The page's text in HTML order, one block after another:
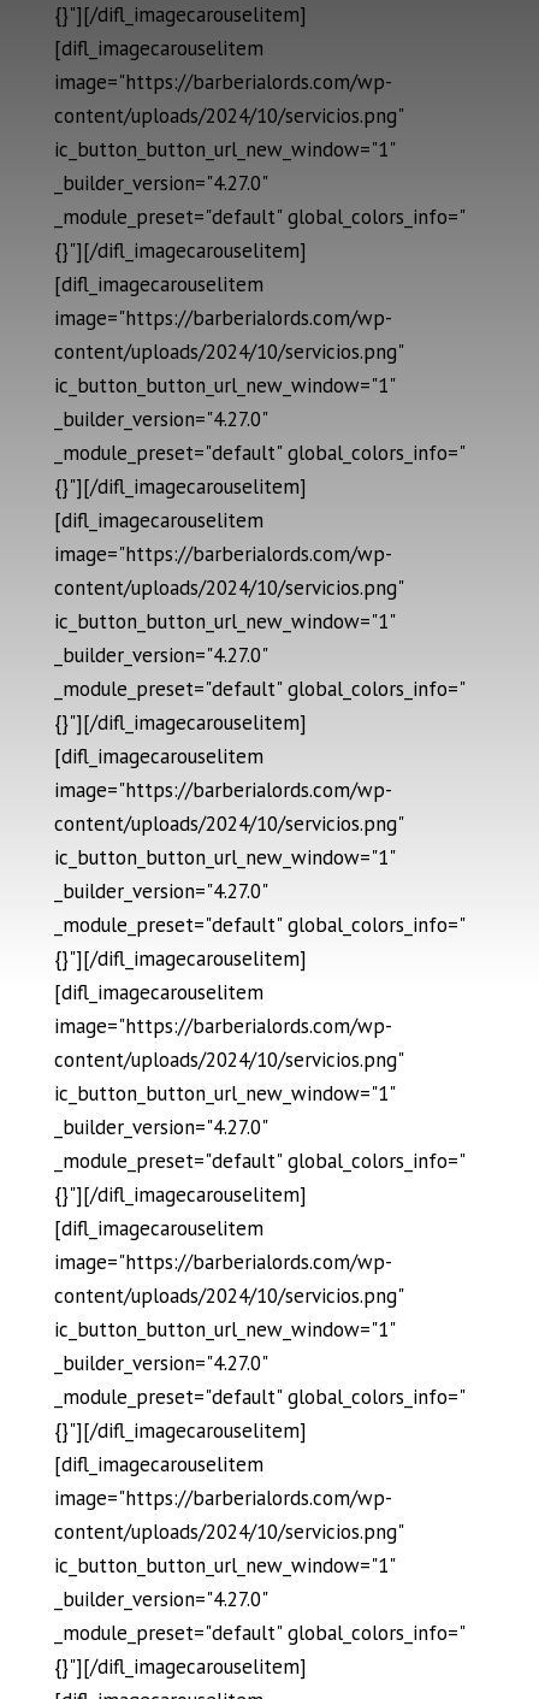
{}"][/difl_imagecarouselitem]
[difl_imagecarouselitem
image="https://barberialords.com/wp-
content/uploads/2024/10/servicios.png"
ic_button_button_url_new_window="1"
_builder_version="4.27.0"
_module_preset="default" global_colors_info="
{}"][/difl_imagecarouselitem]
[difl_imagecarouselitem
image="https://barberialords.com/wp-
content/uploads/2024/10/servicios.png"
ic_button_button_url_new_window="1"
_builder_version="4.27.0"
_module_preset="default" global_colors_info="
{}"][/difl_imagecarouselitem]
[difl_imagecarouselitem
image="https://barberialords.com/wp-
content/uploads/2024/10/servicios.png"
ic_button_button_url_new_window="1"
_builder_version="4.27.0"
_module_preset="default" global_colors_info="
{}"][/difl_imagecarouselitem]
[difl_imagecarouselitem
image="https://barberialords.com/wp-
content/uploads/2024/10/servicios.png"
ic_button_button_url_new_window="1"
_builder_version="4.27.0"
_module_preset="default" global_colors_info="
{}"][/difl_imagecarouselitem]
[difl_imagecarouselitem
image="https://barberialords.com/wp-
content/uploads/2024/10/servicios.png"
ic_button_button_url_new_window="1"
_builder_version="4.27.0"
_module_preset="default" global_colors_info="
{}"][/difl_imagecarouselitem]
[difl_imagecarouselitem
image="https://barberialords.com/wp-
content/uploads/2024/10/servicios.png"
ic_button_button_url_new_window="1"
_builder_version="4.27.0"
_module_preset="default" global_colors_info="
{}"][/difl_imagecarouselitem]
[difl_imagecarouselitem
image="https://barberialords.com/wp-
content/uploads/2024/10/servicios.png"
ic_button_button_url_new_window="1"
_builder_version="4.27.0"
_module_preset="default" global_colors_info="
{}"][/difl_imagecarouselitem]